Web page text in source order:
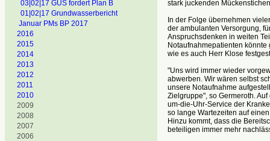
03|02|17 GUS fordert Plan B
01|02|17 Grundwasserbericht
Januar PMs BP 2017
2016
2015
2014
2013
2012
2011
2010
2009
2008
2007
2006
stark juckenden
In der Folge übernehmen
der ambulanten Versorgung,
Anspruchsdenken in weiten
Notaufnahmepatienten
wie es auch Herr Klose
"Uns wird immer wieder
abwerben. Wir wären selbst
unsere Notaufnahme
Zielgruppe", so Germeroth.
um-die-Uhr-Service der
so lange Wartezeiten auf
Hinzu kommt, dass die
beteiligen immer mehr